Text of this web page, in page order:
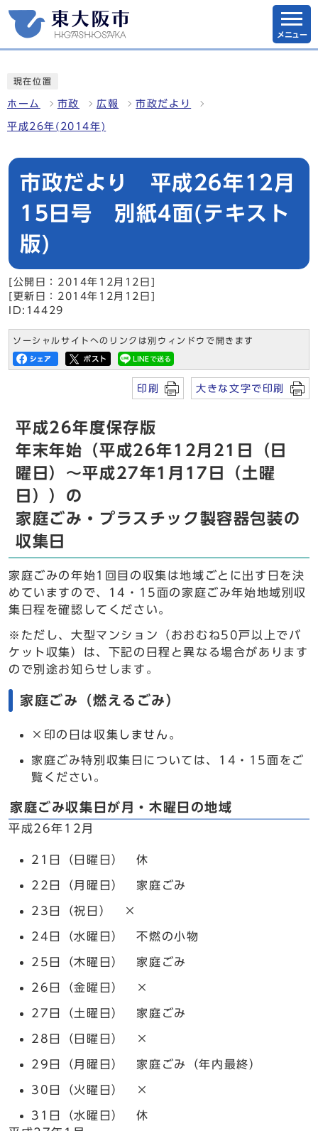
メニュー
現在位置
ホーム 市政 広報 市政だより
平成26年(2014年)
市政だより 平成26年12月
15日号 別紙4面(テキスト
版)
[公開日：2014年12月12日]
[更新日：2014年12月12日]
ID:14429
ソーシャルサイトへのリンクは別ウィンドウで開きます
印刷 大きな文字で印刷
平成26年度保存版
年末年始（平成26年12月21日（日
曜日）～平成27年1月17日（土曜
日））の
家庭ごみ・プラスチック製容器包装の
収集日
家庭ごみの年始1回目の収集は地域ごとに出す日を決
めていますので、14・15面の家庭ごみ年始地域別収
集日程を確認してください。
※ただし、大型マンション（おおむね50戸以上でバ
ケット収集）は、下記の日程と異なる場合があります
ので別途お知らせします。
家庭ごみ（燃えるごみ）
×印の日は収集しません。
家庭ごみ特別収集日については、14・15面をご
覧ください。
家庭ごみ収集日が月・木曜日の地域
平成26年12月
21日（日曜日） 休
22日（月曜日） 家庭ごみ
23日（祝日） ×
24日（水曜日） 不燃の小物
25日（木曜日） 家庭ごみ
26日（金曜日） ×
27日（土曜日） 家庭ごみ
28日（日曜日） ×
29日（月曜日） 家庭ごみ（年内最終）
30日（火曜日） ×
31日（水曜日） 休